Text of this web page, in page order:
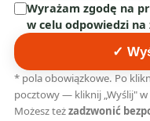
Wyrażam zgodę na
w celu odpowiedzi
✓
* pola obowiązkowe. Po
pocztowy — kliknij „Wyślij"
Możesz teżzadzwonić